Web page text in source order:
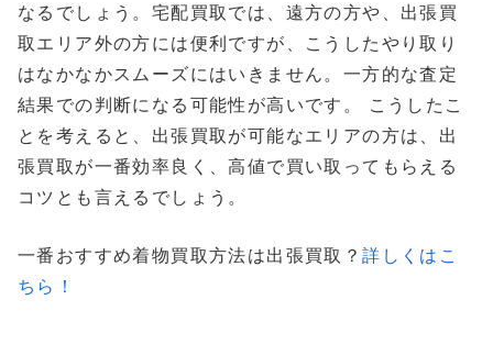
なるでしょう。宅配買取では、遠方の方や、出張買
取エリア外の方には便利ですが、こうしたやり取り
はなかなかスムーズにはいきません。一方的な査定
結果での判断になる可能性が高いです。 こうしたこ
とを考えると、出張買取が可能なエリアの方は、出
張買取が一番効率良く、高値で買い取ってもらえる
コツとも言えるでしょう。
一番おすすめ着物買取方法は出張買取？詳しくはこ
ちら！